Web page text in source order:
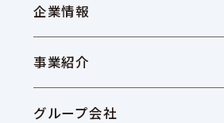
企業情報
事業紹介
グループ会社